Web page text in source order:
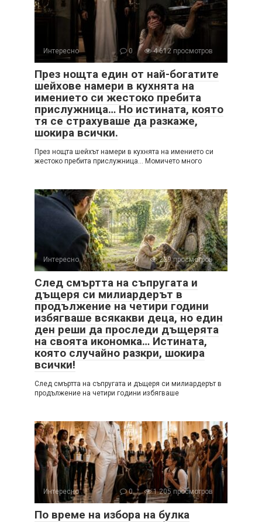
Интересно 0 4 612 просмотров
През нощта един от най-богатите
шейхове намери в кухнята на
имението си жестоко пребита
прислужница… Но истината, която
тя се страхуваше да разкаже,
шокира всички.
През нощта шейхът намери в кухнята на имението си
жестоко пребита прислужница… Момичето много
Интересно 0 229 просмотров
След смъртта на съпругата и
дъщеря си милиардерът в
продължение на четири години
избягваше всякакви деца, но един
ден реши да проследи дъщерята
на своята икономка… Истината,
която случайно разкри, шокира
всички!
След смъртта на съпругата и дъщеря си милиардерът в
продължение на четири години избягваше
Интересно 0 1 205 просмотров
По време на избора на булка